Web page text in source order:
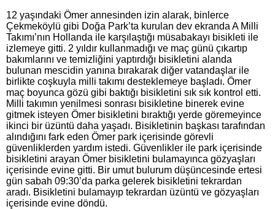
12 yaşındaki Ömer annesinden izin alarak, binlerce
Çekmeköylü gibi Doğa Park’ta kurulan dev ekranda A Milli
Takımı’nın Hollanda ile karşılaştığı müsabakayı bisikleti ile
izlemeye gitti. 2 yıldır kullanmadığı ve maç günü çıkartıp
bakımlarını ve temizliğini yaptırdığı bisikletini alanda
bulunan mescidin yanına bırakarak diğer vatandaşlar ile
birlikte coşkuyla milli takımı desteklemeye başladı. Ömer
maç boyunca gözü gibi baktığı bisikletini sık sık kontrol etti.
Milli takımın yenilmesi sonrası bisikletine binerek evine
gitmek isteyen Ömer bisikletini bıraktığı yerde göremeyince
ikinci bir üzüntü daha yaşadı. Bisikletinin başkası tarafından
alındığını fark eden Ömer park içerisinde görevli
güvenliklerden yardım istedi. Güvenlikler ile park içerisinde
bisikletini arayan Ömer bisikletini bulamayınca gözyaşları
içerisinde evine gitti. Bir umut bulurum düşüncesinde ertesi
gün sabah 09:30’da parka gelerek bisikletini tekrardan
aradı. Bisikletini bulamayıp tekrardan üzüntü ve gözyaşları
içerisinde evine döndü.